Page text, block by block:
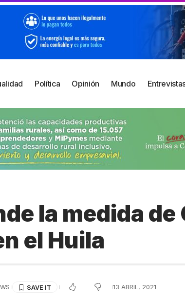
Política Opinión Mundo
la medida de
el Huila
13 ABRIL, 2021